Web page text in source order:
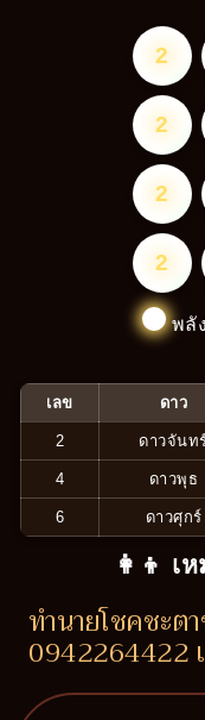
2
2
2
2
พลั
เลข ดาว
2 ดาวจันท
4 ดาวพุธ
6 ดาวศุกร์
👩‍👦 เ
ทำนายโชคชะต
0942264422